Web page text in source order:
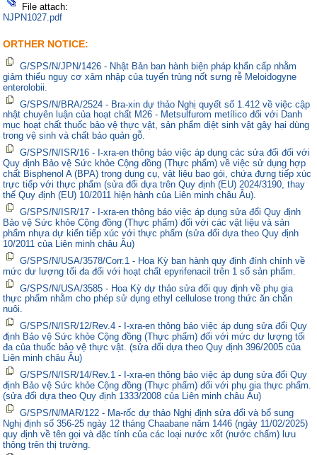
File attach:
NJPN1027.pdf
ORTHER NOTICE:
G/SPS/N/JPN/1426 - Nhật Bản ban hành biện pháp khẩn cấp nhằm
giảm thiểu nguy cơ xâm nhập của tuyến trùng nốt sưng rễ Meloidogyne
enterolobii.
G/SPS/N/BRA/2524 - Bra-xin dự thảo Nghị quyết số 1.412 về việc cập
nhật chuyên luận của hoạt chất M26 - Metsulfurom metílico đối với Danh
mục hoạt chất thuốc bảo vệ thực vật, sản phẩm diệt sinh vật gây hại dùng
trong vệ sinh và chất bảo quản gỗ.
G/SPS/N/ISR/16 - I-xra-en thông báo việc áp dụng các sửa đổi đối với
Quy định Bảo vệ Sức khỏe Cộng đồng (Thực phẩm) về việc sử dụng hợp
chất Bisphenol A (BPA) trong dụng cụ, vật liệu bao gói, chứa đựng tiếp xúc
trực tiếp với thực phẩm (sửa đổi dựa trên Quy định (EU) 2024/3190, thay
thế Quy định (EU) 10/2011 hiện hành của Liên minh châu Âu).
G/SPS/N/ISR/17 - I-xra-en thông báo việc áp dụng sửa đổi Quy định
Bảo vệ Sức khỏe Cộng đồng (Thực phẩm) đối với các vật liệu và sản
phẩm nhựa dự kiến tiếp xúc với thực phẩm (sửa đổi dựa theo Quy định
10/2011 của Liên minh châu Âu)
G/SPS/N/USA/3578/Corr.1 - Hoa Kỳ ban hành quy định đính chính về
mức dư lượng tối đa đối với hoạt chất epyrifenacil trên 1 số sản phẩm.
G/SPS/N/USA/3585 - Hoa Kỳ dự thảo sửa đổi quy định về phụ gia
thực phẩm nhằm cho phép sử dụng ethyl cellulose trong thức ăn chăn
nuôi.
G/SPS/N/ISR/12/Rev.4 - I-xra-en thông báo việc áp dụng sửa đổi Quy
định Bảo vệ Sức khỏe Cộng đồng (Thực phẩm) đối với mức dư lượng tối
đa của thuốc bảo vệ thực vật. (sửa đổi dựa theo Quy định 396/2005 của
Liên minh châu Âu)
G/SPS/N/ISR/14/Rev.1 - I-xra-en thông báo việc áp dụng sửa đổi Quy
định Bảo vệ Sức khỏe Cộng đồng (Thực phẩm) đối với phụ gia thực phẩm.
(sửa đổi dựa theo Quy định 1333/2008 của Liên minh châu Âu)
G/SPS/N/MAR/122 - Ma-rốc dự thảo Nghị định sửa đổi và bổ sung
Nghị định số 356-25 ngày 12 tháng Chaabane năm 1446 (ngày 11/02/2025)
quy định về tên gọi và đặc tính của các loại nước xốt (nước chấm) lưu
thông trên thị trường.